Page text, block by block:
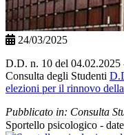
24/03/2025
D.D. n. 10 del
Consulta degli Studenti
elezioni per il rinnovo
Pubblicato in: Consulta
Sportello psicologico -